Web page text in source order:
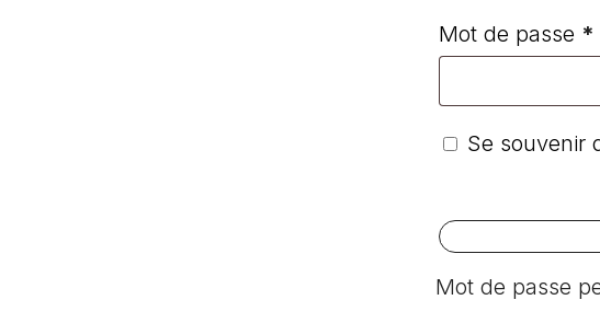
Mot de passe *
Se souvenir
Mot de passe